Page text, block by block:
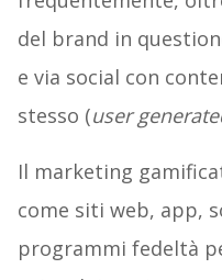
del brand in
e via social con
stesso (user
Il marketing
come siti web, app,
programmi fedeltà